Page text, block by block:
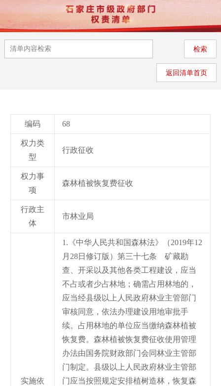
返回清单首页
编码 68
权力类
型
行政征收
权力事
项
森林植被恢复费征收
行政主
体
市林业局
实施依
1.《中华人民共和国森林法》（2019年12
月28日修订版）第三十七条 矿藏勘
查、开采以及其他各类工程建设，应当
不占或者少占林地；确需占用林地的，
应当经县级以上人民政府林业主管部门
审核同意，依法办理建设用地审批手
续。占用林地的单位应当缴纳森林植被
恢复费。森林植被恢复费征收使用管理
办法由国务院财政部门会同林业主管部
门制定。县级以上人民政府林业主管部
门应当按照规定安排植树造林，恢复森